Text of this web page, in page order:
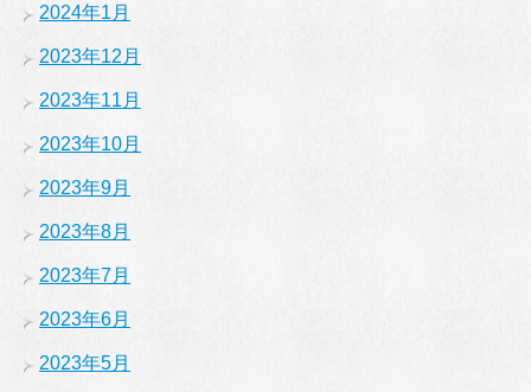
2024年1月
2023年12月
2023年11月
2023年10月
2023年9月
2023年8月
2023年7月
2023年6月
2023年5月